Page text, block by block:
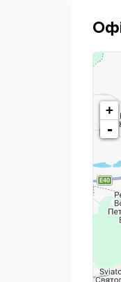
+
-